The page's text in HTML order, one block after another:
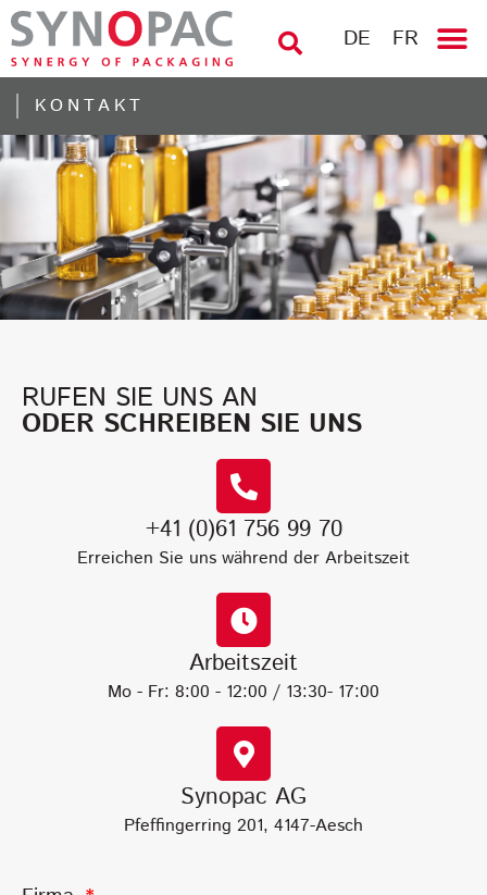
DE FR
KONTAKT
RUFEN SIE UNS AN
ODER SCHREIBEN SIE UNS
+41 (0)61 756 99 70
Erreichen Sie uns während der Arbeitszeit
Arbeitszeit
Mo - Fr: 8:00 - 12:00 / 13:30- 17:00
Synopac AG
Pfeffingerring 201, 4147-Aesch